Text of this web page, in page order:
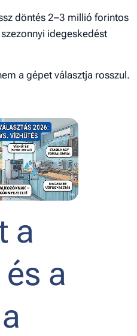
döntés 2–3 millió forintos
idegeskedést
a gépet választja rosszul.
a
a